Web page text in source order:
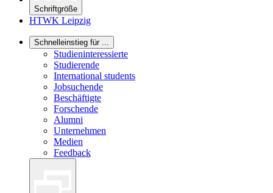
Schriftgröße
HTWK Leipzig
Schnelleinstieg für ...
Studieninteressierte
Studierende
International students
Jobsuchende
Beschäftigte
Forschende
Alumni
Unternehmen
Medien
Feedback